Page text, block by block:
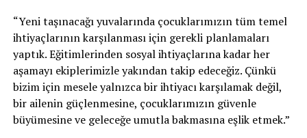
“Yeni taşınacağı yuvalarında çocuklarımızın tüm temel
ihtiyaçlarının karşılanması için gerekli planlamaları
yaptık. Eğitimlerinden sosyal ihtiyaçlarına kadar her
aşamayı ekiplerimizle yakından takip edeceğiz. Çünkü
bizim için mesele yalnızca bir ihtiyacı karşılamak değil,
bir ailenin güçlenmesine, çocuklarımızın güvenle
büyümesine ve geleceğe umutla bakmasına eşlik etmek.”